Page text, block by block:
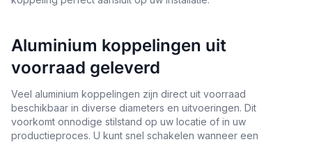
Aluminium koppelingen uit
voorraad geleverd
Veel aluminium koppelingen zijn direct uit voorraad
beschikbaar in diverse diameters en uitvoeringen. Dit
voorkomt onnodige stilstand op uw locatie of in uw
productieproces. U kunt snel schakelen wanneer een